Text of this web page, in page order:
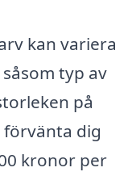
kan variera
typ av
på
dig
kronor per